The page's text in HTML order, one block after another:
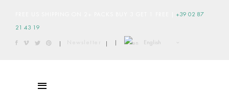
+39 02 87
21 43 19
| | | English